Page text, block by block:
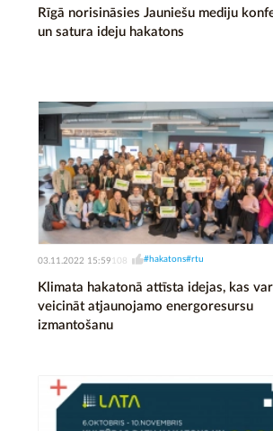
Rīgā norisināsies Jauniešu mediju
un satura ideju hakatons
Klimata hakatonā attīsta idejas, kas
veicināt atjaunojamo energoresursu
izmantošanu
03.11.2022 15:59 108 #hakatons#rtu